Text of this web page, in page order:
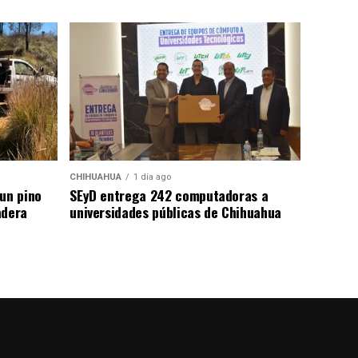
pino
CHIHUAHUA 1 día ago
SEyD entrega 242 computadoras a
universidades públicas de Chihuahua